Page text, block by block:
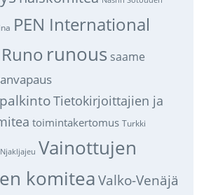
PEN International
Runo runous saame
Tietokirjoittajien ja
toimintakertomus Turkki
Vainottujen
komitea Valko-Venäjä